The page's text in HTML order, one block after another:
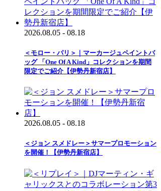
2026.08.05 - 08.18
＜モロー・パリ＞｜マーカージュペイントバ
ッグ 「One Of A Kind」コレクションを期間
限定でご紹介【伊勢丹新宿店】
2026.08.05 - 08.18
＜ジョン スメドレー＞サマープロモーション
を開催！【伊勢丹新宿店】